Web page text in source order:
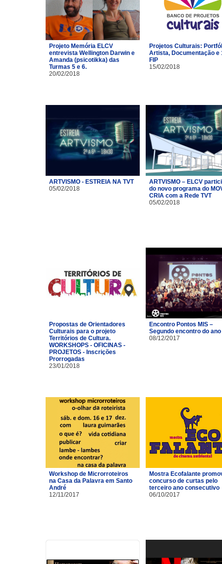
Projeto Memória ELCV
entrevista Wellington Darwin e
Amanda (psicotikka) das
Turmas 5 e 6.
20/02/2018
Projetos Culturais:
Artista, Documentação e
FIP
15/02/2018
ARTVISMO - ESTREIA NA TVT
05/02/2018
ARTVISMO – ELCV
do novo programa do
CRIA com a Rede TVT
05/02/2018
Propostas de Orientadores
Culturais para o projeto
Territórios de Cultura.
WORKSHOPS - OFICINAS -
PROJETOS - Inscrições
Prorrogadas
23/01/2018
Encontro Pontos MIS –
Segundo encontro do ano
08/12/2017
Workshop de Microrroteiros
na Casa da Palavra em Santo
André
12/11/2017
Mostra Ecofalante
concurso de curtas pelo
terceiro ano consecutivo
06/10/2017